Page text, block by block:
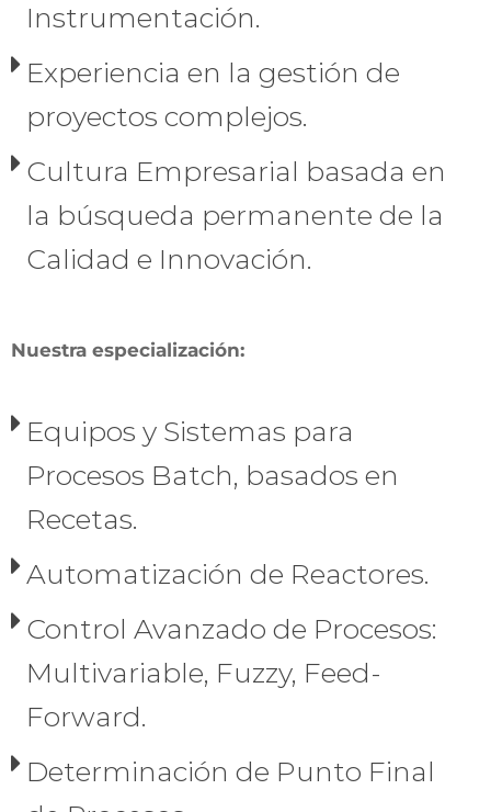
Instrumentación.
Experiencia en la gestión de
proyectos complejos.
Cultura Empresarial basada en
la búsqueda permanente de la
Calidad e Innovación.
Nuestra especialización:
Equipos y Sistemas para
Procesos Batch, basados en
Recetas.
Automatización de Reactores.
Control Avanzado de Procesos:
Multivariable, Fuzzy, Feed-
Forward.
Determinación de Punto Final